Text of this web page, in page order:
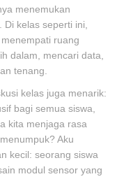
menemukan
kelas seperti ini,
ruang
dalam, mencari data,
tenang.
kelas juga menarik:
bagi semua siswa,
kita menjaga rasa
Aku
kecil: seorang siswa
modul sensor yang